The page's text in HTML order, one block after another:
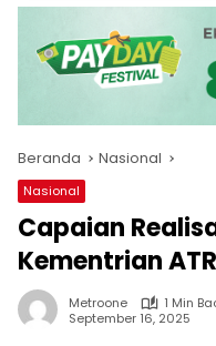
Beranda Nasional
Nasional
Capaian
Kementrian
Metroone
1 Min
September 16, 2025